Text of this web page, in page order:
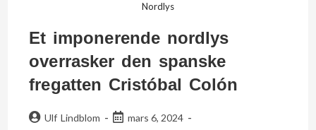
Nordlys
Et imponerende nordlys
overrasker den spanske
fregatten Cristóbal Colón
Ulf Lindblom
mars 6, 2024